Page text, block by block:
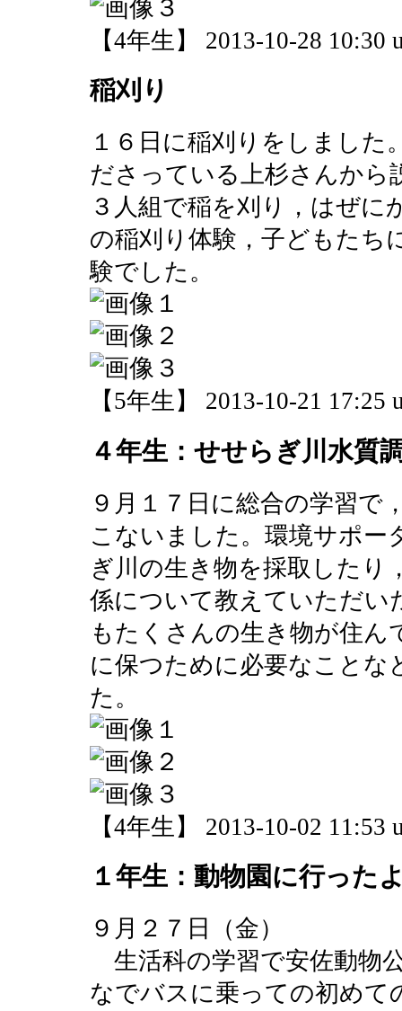
【4年生】 2013-10-28 10:30
稲刈り
１６日に稲刈りをしまし
ださっている上杉さんから
３人組で稲を刈り，はぜ
の稲刈り体験，子どもたち
験でした。
【5年生】 2013-10-21 17:25
４年生：せせらぎ川水質
９月１７日に総合の学習で
こないました。環境サポー
ぎ川の生き物を採取したり
係について教えていただい
もたくさんの生き物が住
に保つために必要なことな
た。
【4年生】 2013-10-02 11:53
１年生：動物園に行った
９月２７日（金）
生活科の学習で安佐動物
なでバスに乗っての初めて